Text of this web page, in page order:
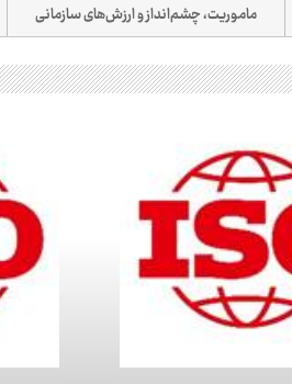
ماموریت، چشم‌انداز و ارزش‌های سازمانی